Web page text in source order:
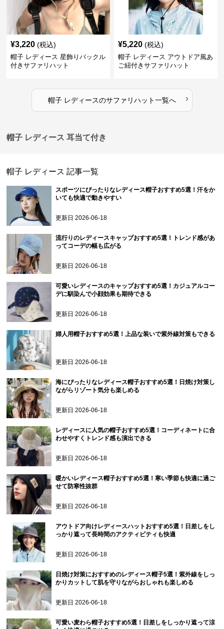
¥3,220 (税込)
帽子 レディース 星飾りバックル
付きサファリハット
¥5,220 (税込)
帽子 レディース アウトドア風あ
ご紐付きサファリハット
帽子 レディースのサファリハット一覧へ ›
帽子 レディース 耳当て付き
帽子 レディース 記事一覧
スポーツにぴったりなレディース帽子おすすめ5選！汗をか
いても快適で動きやすい
更新日2026-06-18
流行りのレディースキャップおすすめ5選！トレンド感があ
ってコーデの幅も広がる
更新日2026-06-18
可愛いレディースのキャップおすすめ5選！カジュアルコー
デに馴染んで小顔効果も期待できる
更新日2026-06-18
婦人用帽子おすすめ5選！上品な装いで紫外線対策もできる
更新日2026-06-18
海にぴったりなレディース帽子おすすめ5選！日焼け対策し
ながらリゾート気分も楽しめる
更新日2026-06-18
レディースに人気の帽子おすすめ5選！コーディネートに合
わせやすくトレンド感も演出できる
更新日2026-06-18
暖かいレディース帽子おすすめ5選！寒い季節も快適に過ご
せて防寒性抜群
更新日2026-06-18
アウトドア向けレディースハットおすすめ5選！日差しをし
っかり遮って長時間のアクティビティも快適
更新日2026-06-18
日焼け対策におすすめのレディース帽子5選！紫外線をしっ
かりカットして肌を守りながらおしゃれも楽しめる
更新日2026-06-18
可愛い麦わら帽子おすすめ5選！日差しをしっかり遮って涼